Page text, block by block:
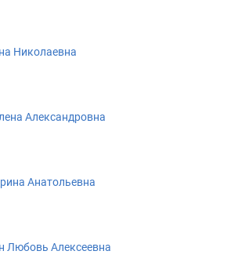
Николаевна
Александровна
Анатольевна
Любовь Алексеевна